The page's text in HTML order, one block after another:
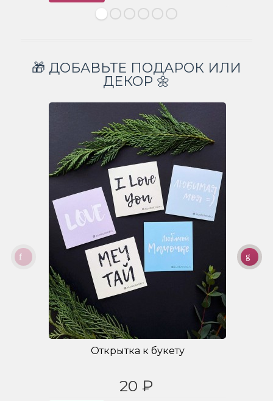
🎁 ДОБАВЬТЕ ПОДАРОК ИЛИ
ДЕКОР 🌼
Открытка к букету
20 ₽